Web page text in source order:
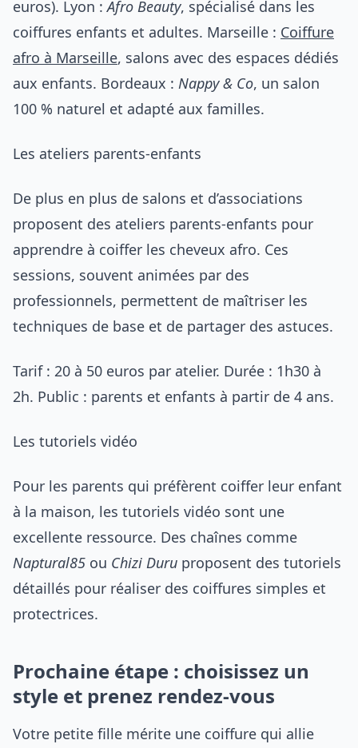
euros). Lyon :Afro Beauty, spécialisé dans les
coiffures enfants et adultes. Marseille : Coiffure
afro à Marseille, salons avec des espaces dédiés
aux enfants. Bordeaux : Nappy & Co, un salon
100 % naturel et adapté aux familles.
Les ateliers parents-enfants
De plus en plus de salons et d’associations
proposent des ateliers parents-enfants pour
apprendre à coiffer les cheveux afro. Ces
sessions, souvent animées par des
professionnels, permettent de maîtriser les
techniques de base et de partager des astuces.
Tarif : 20 à 50 euros par atelier. Durée : 1h30 à
2h. Public : parents et enfants à partir de 4 ans.
Les tutoriels vidéo
Pour les parents qui préfèrent coiffer leur enfant
à la maison, les tutoriels vidéo sont une
excellente ressource. Des chaînes comme
Naptural85 ou Chizi Duru proposent des tutoriels
détaillés pour réaliser des coiffures simples et
protectrices.
Prochaine étape : choisissez un
style et prenez rendez-vous
Votre petite fille mérite une coiffure qui allie